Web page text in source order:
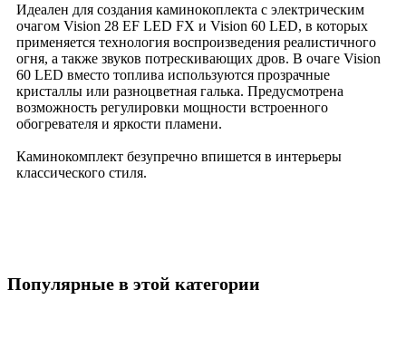
Идеален для создания каминокоплекта с электрическим
очагом Vision 28 EF LED FX и Vision 60 LED, в которых
применяется технология воспроизведения реалистичного
огня, а также звуков потрескивающих дров. В очаге Vision
60 LED вместо топлива используются прозрачные
кристаллы или разноцветная галька. Предусмотрена
возможность регулировки мощности встроенного
обогревателя и яркости пламени.
Каминокомплект безупречно впишется в интерьеры
классического стиля.
Популярные в этой категории